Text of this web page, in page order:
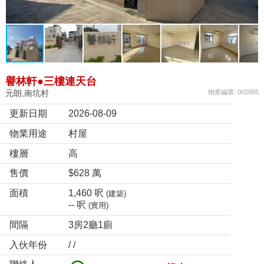
譽林軒●三樓連天台
元朗,南坑村 物業編號: 002955
更新日期
2026-08-09
物業用途
村屋
樓層
高
售價
$628 萬
面積
1,460 呎 (建築)
-- 呎 (實用)
間隔
3房2廳1廁
入伙年份
/ /